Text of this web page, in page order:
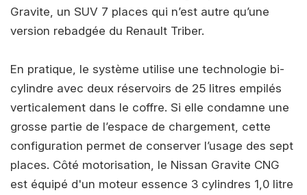
Gravite, un SUV 7 places qui n’est autre qu’une
version rebadgée du Renault Triber.
En pratique, le système utilise une technologie bi-
cylindre avec deux réservoirs de 25 litres empilés
verticalement dans le coffre. Si elle condamne une
grosse partie de l’espace de chargement, cette
configuration permet de conserver l’usage des sept
places. Côté motorisation, le Nissan Gravite CNG
est équipé d'un moteur essence 3 cylindres 1,0 litre